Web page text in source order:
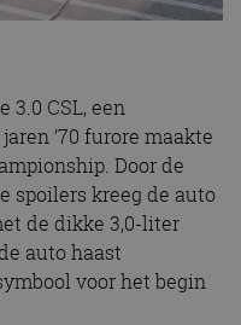
3.0 CSL, een
’70 furore maakte
Door de
spoilers kreeg de auto
de dikke 3,0-liter
auto haast
voor het begin